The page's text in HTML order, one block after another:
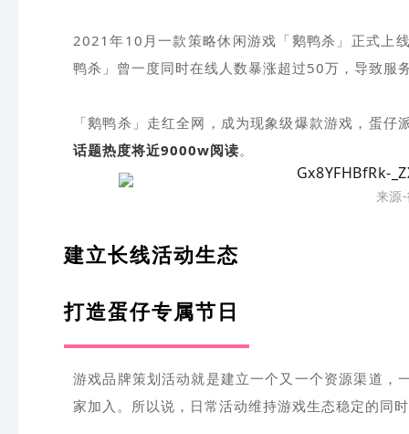
2021年10月一款策略休闲游戏「鹅鸭杀」正式上
鸭杀」曾一度同时在线人数暴涨超过50万，导致服
「鹅鸭杀」走红全网，成为现象级爆款游戏，蛋
话题热度将近9000w阅读。
来源
建立长线活动生态
打造蛋仔专属节日
游戏品牌策划活动就是建立一个又一个资源渠道，
家加入。所以说，日常活动维持游戏生态稳定的同